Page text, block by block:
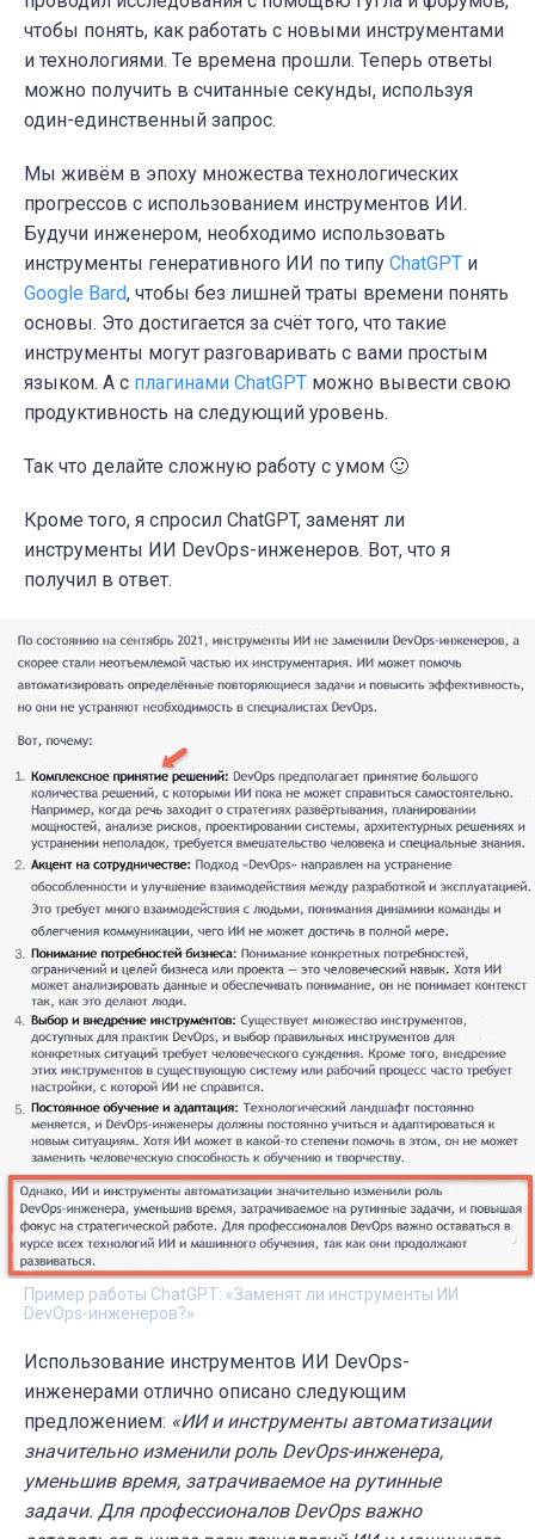
чтобы понять, как работать с новыми инструментами
и технологиями. Те времена прошли. Теперь ответы
можно получить в считанные секунды, используя
один-единственный запрос.
Мы живём в эпоху множества технологических
прогрессов с использованием инструментов ИИ.
Будучи инженером, необходимо использовать
инструменты генеративного ИИ по типу ChatGPT и
Google Bard, чтобы без лишней траты времени понять
основы. Это достигается за счёт того, что такие
инструменты могут разговаривать с вами простым
языком. А с плагинами ChatGPT можно вывести свою
продуктивность на следующий уровень.
Так что делайте сложную работу с умом 🙂
Кроме того, я спросил ChatGPT, заменят ли
инструменты ИИ DevOps-инженеров. Вот, что я
получил в ответ.
Пример работы ChatGPT: «Заменят ли инструменты ИИ
DevOps-инженеров?»
Использование инструментов ИИ DevOps-
инженерами отлично описано следующим
предложением: «ИИ и инструменты автоматизации
значительно изменили роль DevOps-инженера,
уменьшив время, затрачиваемое на рутинные
задачи. Для профессионалов DevOps важно